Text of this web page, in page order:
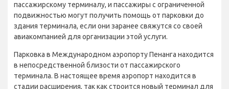
пассажирскому терминалу, и пассажиры с ограниченной
подвижностью могут получить помощь от парковки до
здания терминала, если они заранее свяжутся со своей
авиакомпанией для организации этой услуги.
Парковка в Международном аэропорту Пенанга находится
в непосредственной близости от пассажирского
терминала. В настоящее время аэропорт находится в
стадии расширения, так как строится новый терминал для